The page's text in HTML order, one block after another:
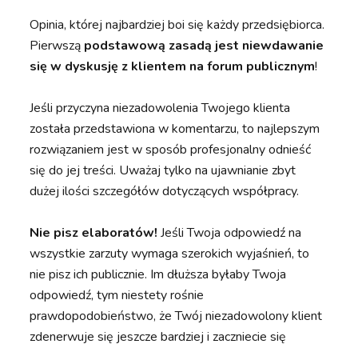
Opinia, której najbardziej boi się każdy przedsiębiorca.
Pierwszą podstawową zasadą jest niewdawanie
się w dyskusję z klientem na forum publicznym!
Jeśli przyczyna niezadowolenia Twojego klienta
została przedstawiona w komentarzu, to najlepszym
rozwiązaniem jest w sposób profesjonalny odnieść
się do jej treści. Uważaj tylko na ujawnianie zbyt
dużej ilości szczegółów dotyczących współpracy.
Nie pisz elaboratów! Jeśli Twoja odpowiedź na
wszystkie zarzuty wymaga szerokich wyjaśnień, to
nie pisz ich publicznie. Im dłuższa byłaby Twoja
odpowiedź, tym niestety rośnie
prawdopodobieństwo, że Twój niezadowolony klient
zdenerwuje się jeszcze bardziej i zaczniecie się